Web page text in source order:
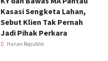
Kasasi Sengketa Lahan,
Sebut Klien Tak Pernah
Jadi Pihak Perkara
Harian Republik